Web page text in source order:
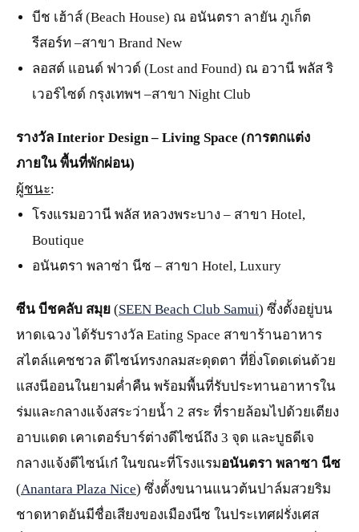
บีช เฮ้าส์ (Beach House) ณ อนันตรา ลายัน ภูเก็ต
รีสอร์ท –สาขา Brand New
ลอสต์ แอนด์ ฟาวด์ (Lost and Found) ณ อวานี พลัส ริ
เวอร์ไซด์ กรุงเทพฯ –สาขา Night Club
รางวัล Interior Design – Living Space (การตกแต่ง
ภายใน พื้นที่พักผ่อน)
ผู้ชนะ:
โรงแรมอวานี พลัส หลวงพระบาง – สาขา Hotel,
Boutique
อนันตรา พลาซ่า นีซ – สาขา Hotel, Luxury
ซีน บีชคลับ สมุย (SEEN Beach Club Samui) ซึ่งตั้งอยู่บน
หาดเฉวง ได้รับรางวัล Eating Space สาขาร้านอาหาร
สไตล์แคชชวล ดีไซน์ทรงกลมสะดุดตา ที่ยิ่งโดดเด่นด้วย
แสงนีออนในยามค่ำคืน พร้อมพื้นที่รับประทานอาหารใน
ร่มและกลางแจ้งสระว่ายน้ำ 2 สระ ที่รายล้อมไปด้วยเตียง
อาบแดด เคาเตอร์บาร์ต่างดีไซน์ถึง 3 จุด และบูธดีเจ
กลางแจ้งดีไซน์เก๋ ในขณะที่โรงแรมอนันตรา พลาซา นีซ
(Anantara Plaza Nice) ซึ่งตั้งขนานแนวต้นปาล์มสวยริม
ชาดหาดอันมีชื่อเสียงของเมืองนีซ ในประเทศฝรั่งเศส